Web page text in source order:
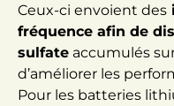
Ceux-ci envoient des
fréquence afin de
sulfate accumulés
d’améliorer les
Pour les batteries